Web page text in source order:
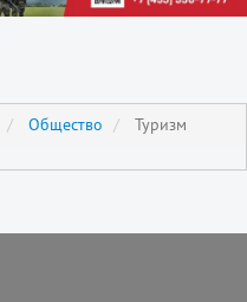
Общество Туризм